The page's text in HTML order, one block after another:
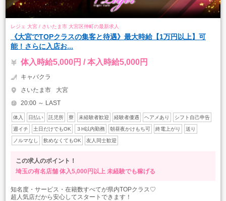
レジェ 大宮 / さいたま市 大宮区仲町の最新求人
《大宮でTOPクラスの集客と待遇》最大時給【1万円以上】可
能！さらに入店お...
体入時給5,000円 / 本入時給5,000円
キャバクラ
さいたま市
大宮
20:00 ～ LAST
体入 日払い 託児所 寮 未経験者歓迎 経験者優遇 ヘアメあり シフト自己申告
週イチ 土日だけでもOK ３H以内勤務 朝昼夜かけもち可 終電上がり 送り
ノルマなし 飲めなくてもOK 友人同士歓迎
この求人のポイント！
埼玉の有名店舗 体入5,000円以上 未経験でも稼げる
知名度・サービス・在籍数すべてが県内TOPクラス♡
超人気店だから安心してスタートできます！